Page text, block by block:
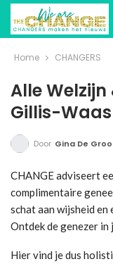
Home CHANGERS
Alle
Gillis-Waas
Door Gina De
CHANGE adviseert
complimentaire
schat aan wijsheid en
Ontdek de genezer
Hier vind je dus